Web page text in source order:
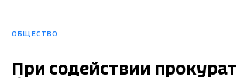
ОБЩЕСТВО
При содействии